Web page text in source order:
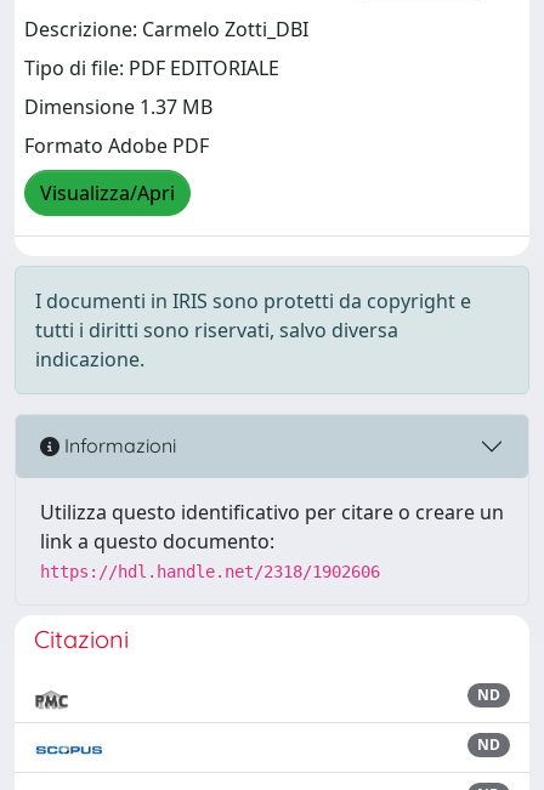
Descrizione: Carmelo Zotti_DBI
Tipo di file: PDF EDITORIALE
Dimensione 1.37 MB
Formato Adobe PDF
Visualizza/Apri
I documenti in IRIS sono protetti da copyright e
tutti i diritti sono riservati, salvo diversa
indicazione.
Informazioni
Utilizza questo identificativo per citare o creare un
link a questo documento:
https://hdl.handle.net/2318/1902606
Citazioni
ND
ND